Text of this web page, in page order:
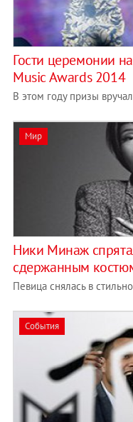
Гости церемонии
Music Awards 2014
В этом году призы
Мир
Ники Минаж
сдержанным
Певица снялась в
События